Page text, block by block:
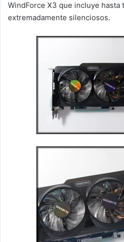
WindForce X3 que incluye
extremadamente silenciosos.